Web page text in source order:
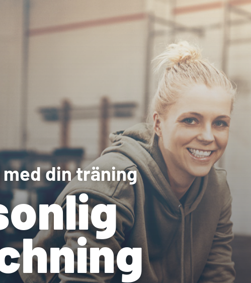
din träning